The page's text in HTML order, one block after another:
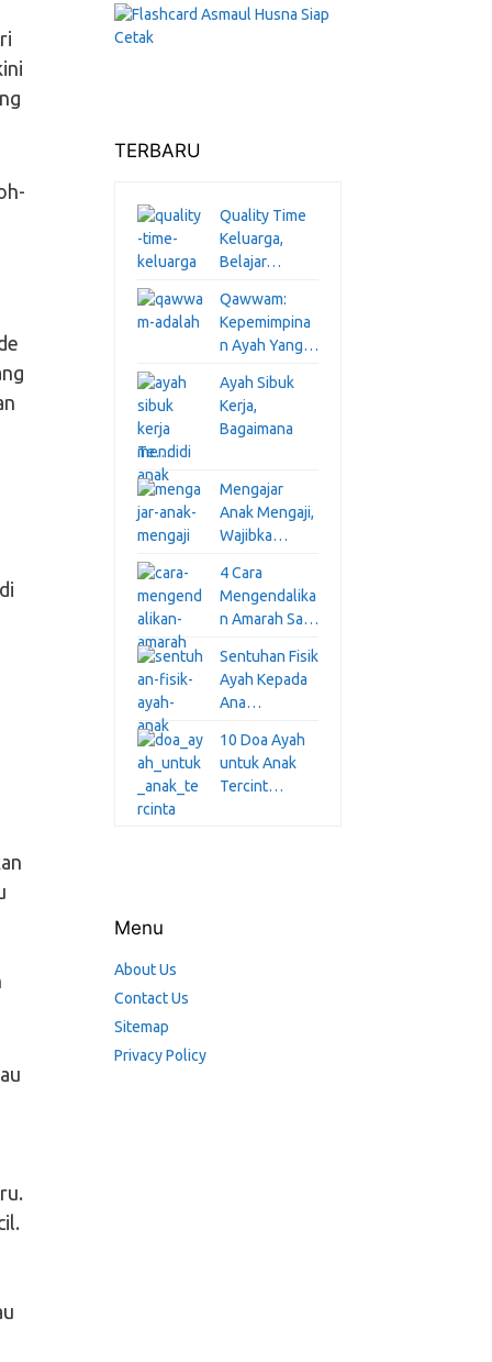
TERBARU
Quality Time
Keluarga,
Belajar…
Qawwam:
Kepemimpina
n Ayah Yang…
Ayah Sibuk
Kerja,
Bagaimana
Te…
Mengajar
Anak Mengaji,
Wajibka…
4 Cara
Mengendalika
n Amarah Sa…
Sentuhan Fisik
Ayah Kepada
Ana…
10 Doa Ayah
untuk Anak
Tercint…
Menu
About Us
Contact Us
Sitemap
Privacy Policy